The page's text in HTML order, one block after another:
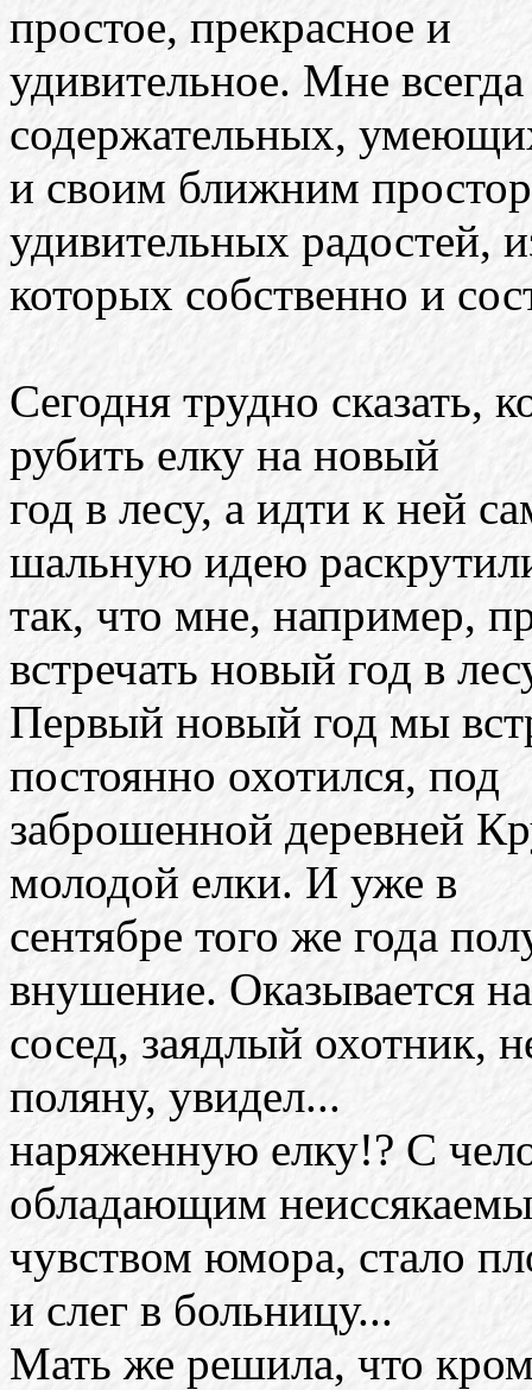
простое, прекрасное и
удивительное. Мне
содержательных,
и своим ближним
удивительных радостей,
которых собственно и
Сегодня трудно сказать,
рубить елку на новый
год в лесу, а идти к ней
шальную идею
так, что мне, например,
встречать новый год в
Первый новый год мы
постоянно охотился, под
заброшенной деревней
молодой елки. И уже в
сентябре того же года
внушение. Оказывается
сосед, заядлый охотник,
поляну, увидел...
наряженную елку!? С
обладающим
чувством юмора, стало
и слег в больницу...
Мать же решила, что